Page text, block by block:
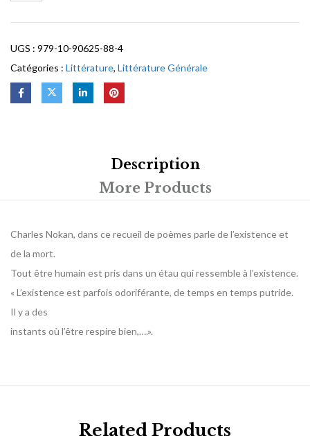
UGS : 979-10-90625-88-4
Catégories : Littérature, Littérature Générale
Description
More Products
Charles Nokan, dans ce recueil de poèmes parle de l’existence et
de la mort.
Tout être humain est pris dans un étau qui ressemble à l’existence.
« L’existence est parfois odoriférante, de temps en temps putride.
Il y a des
instants où l’être respire bien,….».
Related Products